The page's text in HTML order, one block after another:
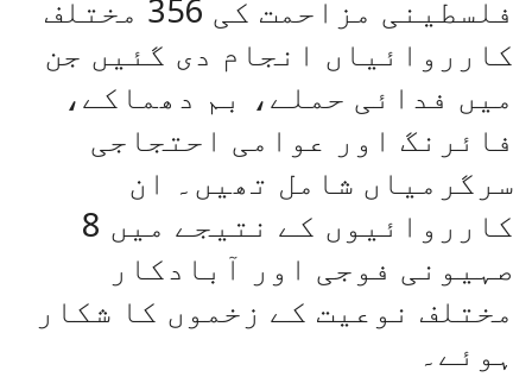
فلسطینی مزاحمت کی 356 مختلف
کارروائیاں انجام دی گئیں جن
میں فدائی حملے، بم دھماکے،
فائرنگ اور عوامی احتجاجی
سرگرمیاں شامل تھیں۔ ان
کارروائیوں کے نتیجے میں 8
صہیونی فوجی اور آبادکار
مختلف نوعیت کے زخموں کا شکار
ہوئے۔